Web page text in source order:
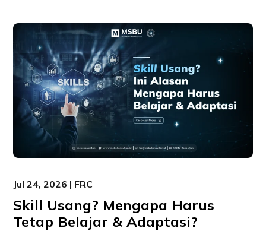
Jul 24, 2026 | FRC
Skill Usang? Mengapa Harus
Tetap Belajar & Adaptasi?